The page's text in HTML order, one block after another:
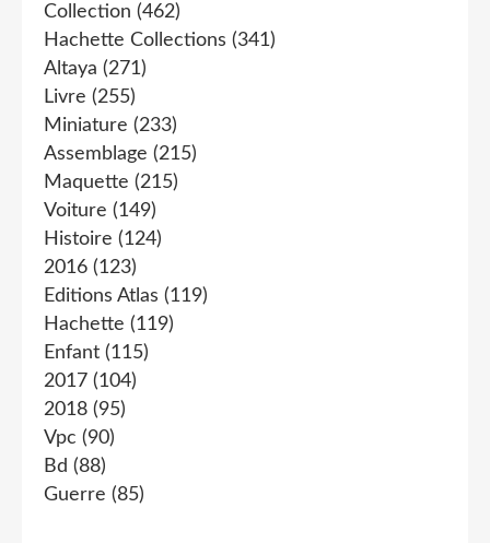
Collection (462)
Hachette Collections (341)
Altaya (271)
Livre (255)
Miniature (233)
Assemblage (215)
Maquette (215)
Voiture (149)
Histoire (124)
2016 (123)
Editions Atlas (119)
Hachette (119)
Enfant (115)
2017 (104)
2018 (95)
Vpc (90)
Bd (88)
Guerre (85)